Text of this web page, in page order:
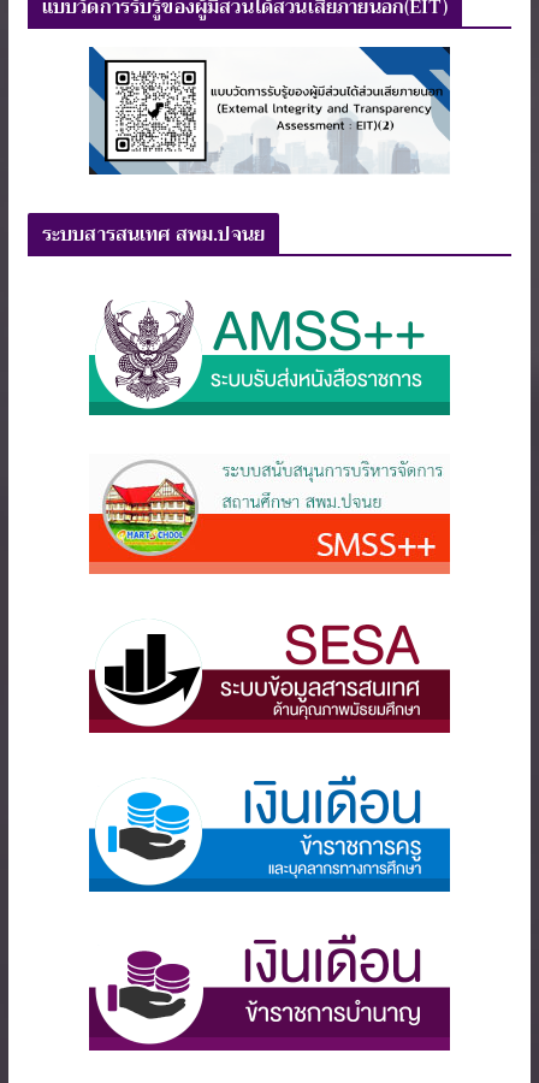
แบบวัดการรับรู้ของผู้มีส่วนได้ส่วนเสียภายนอก(EIT)
ระบบสารสนเทศ สพม.ปจนย